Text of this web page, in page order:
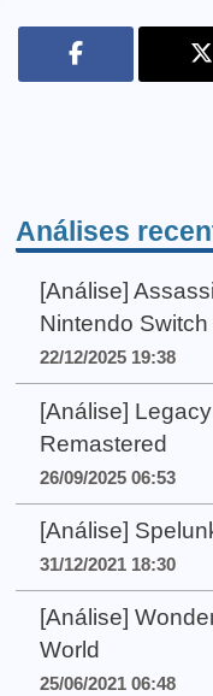
Análises
[Análise]
Nintendo Switch
22/12/2025 19:38
[Análise]
Remastered
26/09/2025 06:53
[Análise]
31/12/2021 18:30
[Análise]
World
25/06/2021 06:48